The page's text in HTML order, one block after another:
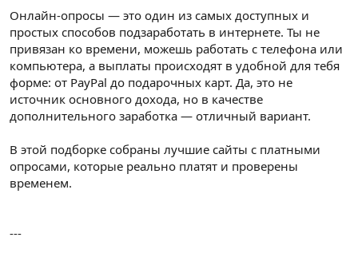
а
Онлайн-опросы — это один из самых доступных и
простых способов подзаработать в интернете. Ты не
привязан ко времени, можешь работать с телефона или
компьютера, а выплаты происходят в удобной для тебя
форме: от PayPal до подарочных карт. Да, это не
источник основного дохода, но в качестве
дополнительного заработка — отличный вариант.
В этой подборке собраны лучшие сайты с платными
опросами, которые реально платят и проверены
временем.
---